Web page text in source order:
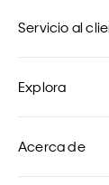
Servicio al
Explora
Acerca de